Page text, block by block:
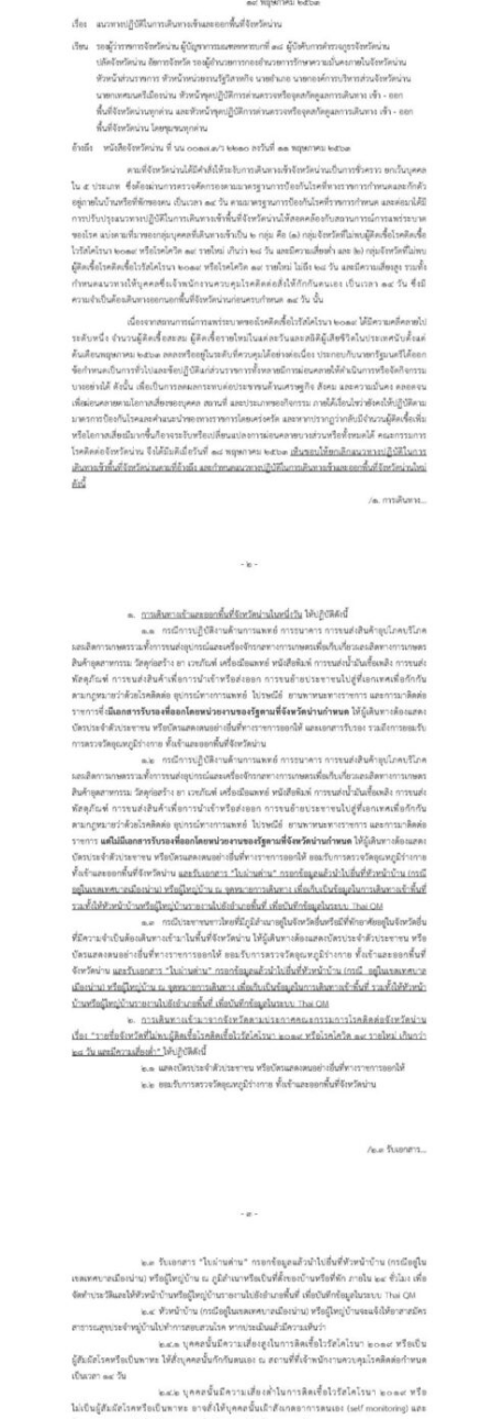
ตูบฮิมโต้งโฮมสเตย์
นครน่านอพาร์ทเม้น
นะลาวิวรีสอร์ท
นาต้นบัวโฮมสเตย์
น่านปัว รีสอร์ท
นาเหล่า เก๊าสลี โฮมสเตย์
บวกบัววิวรีสอร์ท
บ้านกังหัน @ ปัวคอทเทจ
บ้านต้นคูณ
บ้านพักชมดอย
บ้านยลญภา
บ้านริมทุ่งรีสอร์ท
บ้านสวนศรีสุขโฮมสเตย์
บ้านฮิมนาปัว
บ้านไม้ปลายนา
ป.ปิ๊กโฮมสเตย์
ปรางค์ทองแมนชั่น
ปวินท์ศิลป์แกลอรี่แอนด์รีสอร์ท
ปัว พาโนราม่า รีสอร์ท
ปัวพาราไดซ์เพลส
ปัวสบายรีสอร์ท
ปัวเดอวิว บูติค รีสอร์ท